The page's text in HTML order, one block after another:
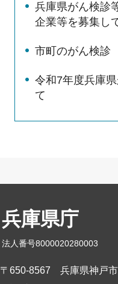
兵庫県がん検診
企業等を募集し
市町のがん検診
令和7年度兵庫
て
兵庫県庁
法人番号8000020280003
〒650-8567
兵庫県神戸